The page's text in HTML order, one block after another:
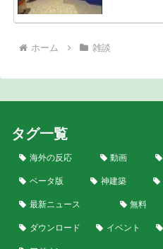
ホーム 雑談
タグ一覧
海外の反応 動画
ベータ版 神建築
最新ニュース 無料
ダウンロード イベント